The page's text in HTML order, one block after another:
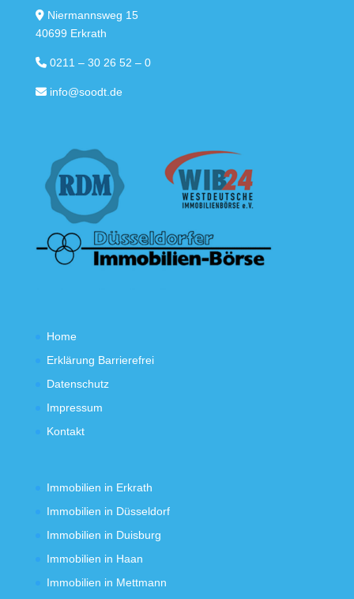
Niermannsweg 15
40699 Erkrath
0211 – 30 26 52 – 0
info@soodt.de
Home
Erklärung Barrierefrei
Datenschutz
Impressum
Kontakt
Immobilien in Erkrath
Immobilien in Düsseldorf
Immobilien in Duisburg
Immobilien in Haan
Immobilien in Mettmann